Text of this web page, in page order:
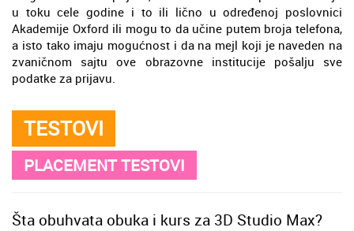
u toku cele godine i to ili lično u određenoj poslovnici
Akademije Oxford ili mogu to da učine putem broja telefona,
a isto tako imaju mogućnost i da na mejl koji je naveden na
zvaničnom sajtu ove obrazovne institucije pošalju sve
podatke za prijavu.
TESTOVI
PLACEMENT TESTOVI
Šta obuhvata obuka i kurs za 3D Studio Max?